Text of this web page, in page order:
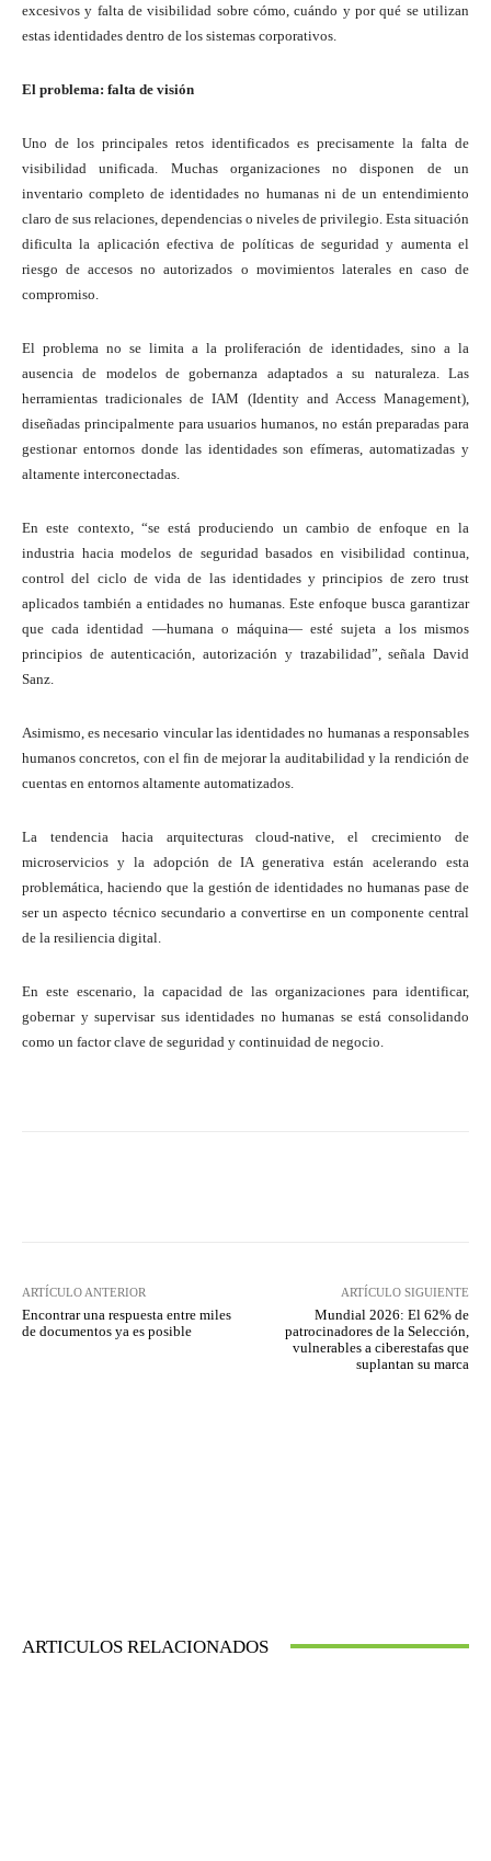
excesivos y falta de visibilidad sobre cómo, cuándo y por qué se utilizan
estas identidades dentro de los sistemas corporativos.
El problema: falta de visión
Uno de los principales retos identificados es precisamente la falta de
visibilidad unificada. Muchas organizaciones no disponen de un
inventario completo de identidades no humanas ni de un entendimiento
claro de sus relaciones, dependencias o niveles de privilegio. Esta situación
dificulta la aplicación efectiva de políticas de seguridad y aumenta el
riesgo de accesos no autorizados o movimientos laterales en caso de
compromiso.
El problema no se limita a la proliferación de identidades, sino a la
ausencia de modelos de gobernanza adaptados a su naturaleza. Las
herramientas tradicionales de IAM (Identity and Access Management),
diseñadas principalmente para usuarios humanos, no están preparadas para
gestionar entornos donde las identidades son efímeras, automatizadas y
altamente interconectadas.
En este contexto, “se está produciendo un cambio de enfoque en la
industria hacia modelos de seguridad basados en visibilidad continua,
control del ciclo de vida de las identidades y principios de zero trust
aplicados también a entidades no humanas. Este enfoque busca garantizar
que cada identidad —humana o máquina— esté sujeta a los mismos
principios de autenticación, autorización y trazabilidad”, señala David
Sanz.
Asimismo, es necesario vincular las identidades no humanas a responsables
humanos concretos, con el fin de mejorar la auditabilidad y la rendición de
cuentas en entornos altamente automatizados.
La tendencia hacia arquitecturas cloud-native, el crecimiento de
microservicios y la adopción de IA generativa están acelerando esta
problemática, haciendo que la gestión de identidades no humanas pase de
ser un aspecto técnico secundario a convertirse en un componente central
de la resiliencia digital.
En este escenario, la capacidad de las organizaciones para identificar,
gobernar y supervisar sus identidades no humanas se está consolidando
como un factor clave de seguridad y continuidad de negocio.
ARTÍCULO ANTERIOR
Encontrar una respuesta entre miles
de documentos ya es posible
ARTÍCULO SIGUIENTE
Mundial 2026: El 62% de
patrocinadores de la Selección,
vulnerables a ciberestafas que
suplantan su marca
ARTICULOS RELACIONADOS